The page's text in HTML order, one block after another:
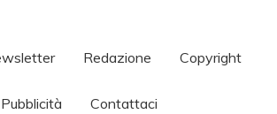
Redazione Copyright
Pubblicità Contattaci